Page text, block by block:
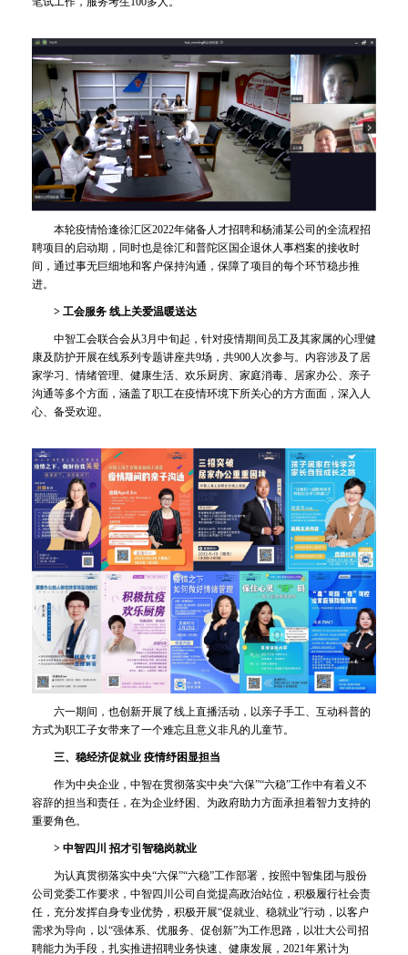
本轮疫情恰逢徐汇区2022年储备人才招聘和杨浦某公司的全流程招
聘项目的启动期，同时也是徐汇和普陀区国企退休人事档案的接收时
间，通过事无巨细地和客户保持沟通，保障了项目的每个环节稳步推
进。
> 工会服务 线上关爱温暖送达
中智工会联合会从3月中旬起，针对疫情期间员工及其家属的心理健
康及防护开展在线系列专题讲座共9场，共900人次参与。内容涉及了居
家学习、情绪管理、健康生活、欢乐厨房、家庭消毒、居家办公、亲子
沟通等多个方面，涵盖了职工在疫情环境下所关心的方方面面，深入人
心、备受欢迎。
六一期间，也创新开展了线上直播活动，以亲子手工、互动科普的
方式为职工子女带来了一个难忘且意义非凡的儿童节。
三、稳经济促就业 疫情纾困显担当
作为中央企业，中智在贯彻落实中央“六保”“六稳”工作中有着义不
容辞的担当和责任，在为企业纾困、为政府助力方面承担着智力支持的
重要角色。
> 中智四川 招才引智稳岗就业
为认真贯彻落实中央“六保”“六稳”工作部署，按照中智集团与股份
公司党委工作要求，中智四川公司自觉提高政治站位，积极履行社会责
任，充分发挥自身专业优势，积极开展“促就业、稳就业”行动，以客户
需求为导向，以“强体系、优服务、促创新”为工作思路，以壮大公司招
聘能力为手段，扎实推进招聘业务快速、健康发展，2021年累计为